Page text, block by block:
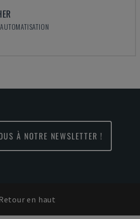
À NOTRE NEWSLETTER !
en haut